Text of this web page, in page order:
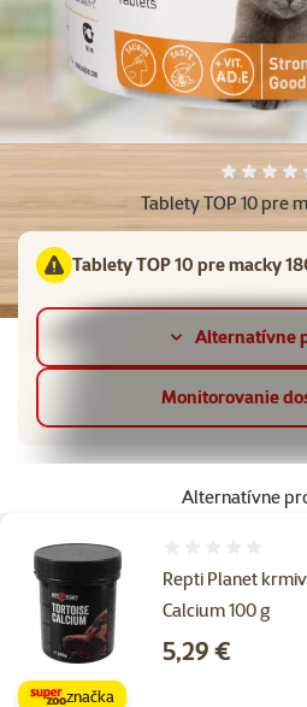
Tablety TOP 10 pre
Tablety TOP 10 pre macky
Alternatívne
Monitorovanie
Alternatívne
Repti Planet
Calcium 100 g
Cena
5,29 €
značka